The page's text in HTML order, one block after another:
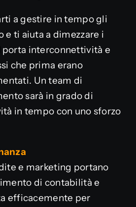
a gestire in tempo gli
e ti aiuta a dimezzare i
porta interconnettività e
che prima erano
Un team di
sarà in grado di
in tempo con uno sforzo
e marketing portano
di contabilità e
efficacemente per